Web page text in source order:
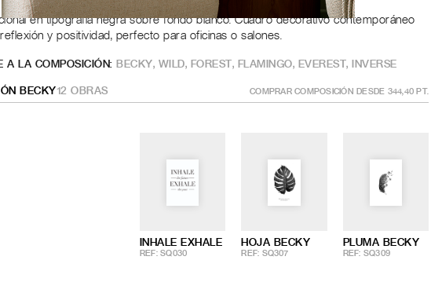
en tipografía negra sobre fondo blanco. Cuadro decorativo contemporáneo
y positividad, perfecto para oficinas o salones.
A LA COMPOSICIÓN: BECKY, WILD, FOREST, FLAMINGO, EVEREST, INVERSE
BECKY12 OBRAS COMPRAR COMPOSICIÓN DESDE 344,40 PT.
INHALE EXHALE
REF: SQ030
HOJA BECKY
REF: SQ307
PLUMA BECKY
REF: SQ309